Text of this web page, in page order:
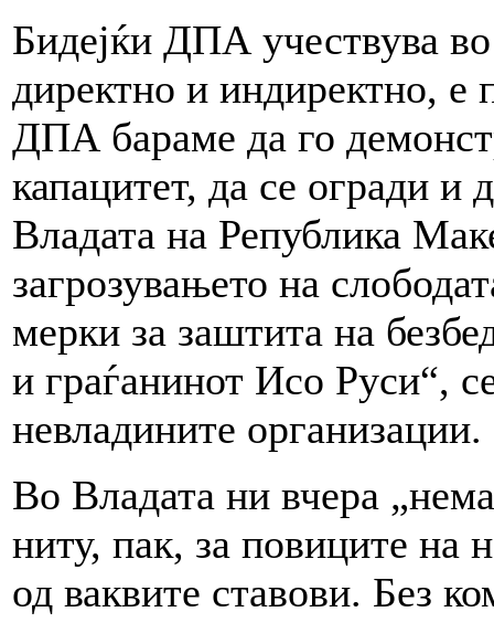
Бидејќи ДПА учествува
директно и индиректно, е
ДПА бараме да го
капацитет, да се огради и
Владата на Република
загрозувањето на
мерки за заштита на
и граѓанинот Исо Руси“,
невладините организации.
Во Владата ни вчера
ниту, пак, за повиците на
од ваквите ставови. Без